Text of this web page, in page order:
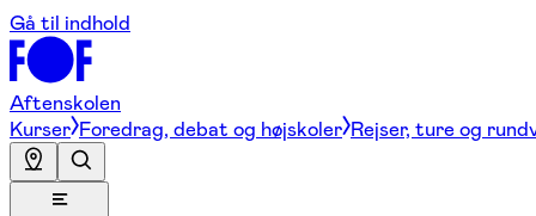
Gå til indhold
Aftenskolen
Kurser Foredrag, debat og højskoler Rejser, ture og